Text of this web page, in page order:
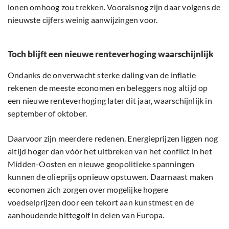
lonen omhoog zou trekken. Vooralsnog zijn daar volgens de
nieuwste cijfers weinig aanwijzingen voor.
Toch blijft een nieuwe renteverhoging waarschijnlijk
Ondanks de onverwacht sterke daling van de inflatie
rekenen de meeste economen en beleggers nog altijd op
een nieuwe renteverhoging later dit jaar, waarschijnlijk in
september of oktober.
Daarvoor zijn meerdere redenen. Energieprijzen liggen nog
altijd hoger dan vóór het uitbreken van het conflict in het
Midden-Oosten en nieuwe geopolitieke spanningen
kunnen de olieprijs opnieuw opstuwen. Daarnaast maken
economen zich zorgen over mogelijke hogere
voedselprijzen door een tekort aan kunstmest en de
aanhoudende hittegolf in delen van Europa.